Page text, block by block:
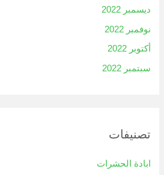
ديسمبر 2022
نوفمبر 2022
أكتوبر 2022
سبتمبر 2022
تصنيفات
ابادة الحشرات